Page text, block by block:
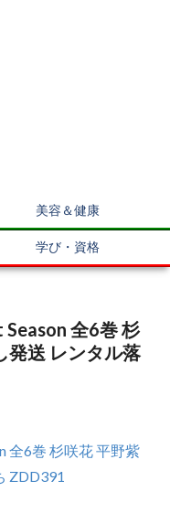
美容＆健康
学び・資格
全6巻 杉
発送 レンタル落
全6巻 杉咲花 平野紫
ZDD391